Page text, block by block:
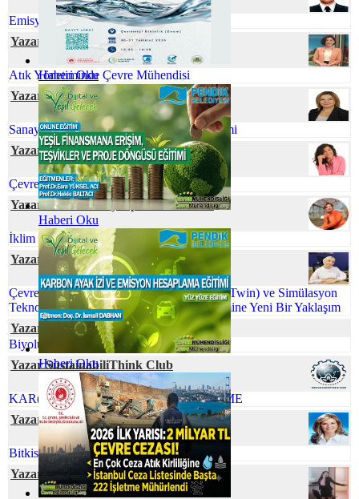
Haberi Oku
Haberi Oku
Haberi Oku
Emisyon Nedir? Emisyon Ölçümü Nedir?
Yazar İlkim YİĞİT
Atık Yönetiminde Çevre Mühendisi
Yazar Rahşan BUKNİ ULUS
Sanayi Kaynaklı Tehlikeli Atıkların Yönetimi
Yazar Dilek AŞAN
Çevre Mühendisliği ve İklim Değişikliği
Yazar Prof. Dr. Zeynep ZAİMOĞLU
İklim Değişikliği ve Gıda Arzı
Yazar Tuğba KAKTİMUR
Çevre Mühendisliğinde Dijital İkiz (Digital Twin) ve Simülasyon
Teknolojileri: Sürdürülebilir Proses Yönetimine Yeni Bir Yaklaşım
Yazar Elif Naz COŞKUN
Biyolüminesans: Parıldayan Canlılar
Yazar SustainabiliThink Club
KAR(BON)DA YÜRÜ İZİNİ BELLİ ETME
Yazar Nihal SÖZBİR KARAKUŞ
Bitkisel Atık Yağlar
Yazar Tuğçe ERVAN